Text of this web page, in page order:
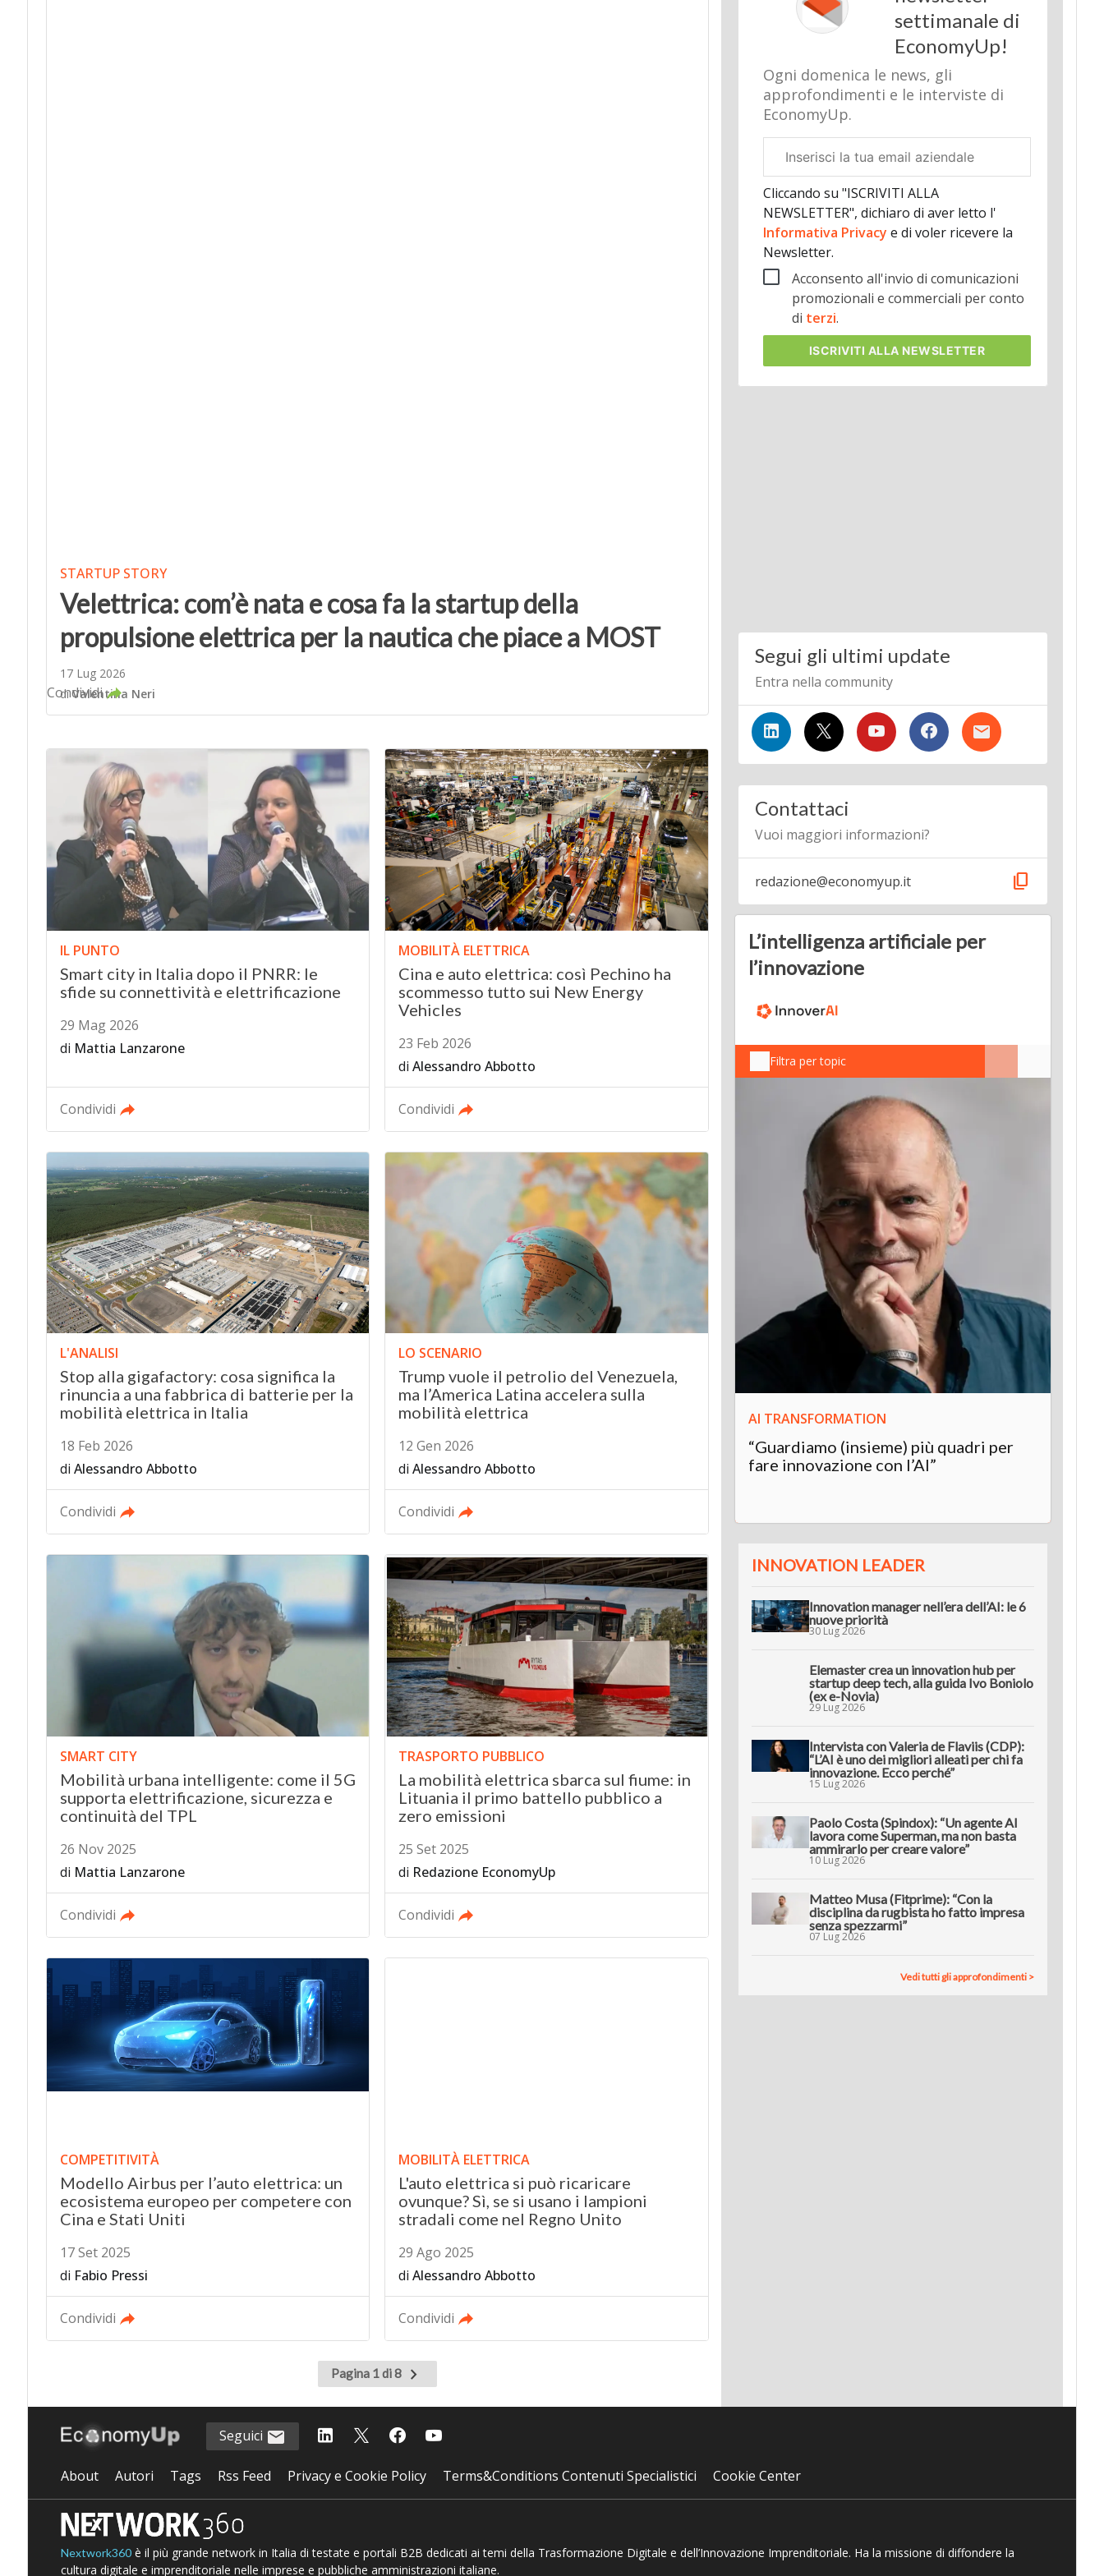
STARTUP STORY
Velettrica: com’è nata e cosa fa la startup della
propulsione elettrica per la nautica che piace a MOST
17 Lug 2026
diValentina Neri
Condividi
IL PUNTO
Smart city in Italia dopo il PNRR: le
sfide su connettività e elettrificazione
29 Mag 2026
di Mattia Lanzarone
Condividi
MOBILITÀ ELETTRICA
Cina e auto elettrica: così Pechino ha
scommesso tutto sui New Energy
Vehicles
23 Feb 2026
diAlessandro Abbotto
Condividi
L'ANALISI
Stop alla gigafactory: cosa significa la
rinuncia a una fabbrica di batterie per la
mobilità elettrica in Italia
18 Feb 2026
di Alessandro Abbotto
Condividi
LO SCENARIO
Trump vuole il petrolio del Venezuela,
ma l’America Latina accelera sulla
mobilità elettrica
12 Gen 2026
diAlessandro Abbotto
Condividi
SMART CITY
Mobilità urbana intelligente: come il 5G
supporta elettrificazione, sicurezza e
continuità del TPL
26 Nov 2025
di Mattia Lanzarone
Condividi
TRASPORTO PUBBLICO
La mobilità elettrica sbarca sul fiume: in
Lituania il primo battello pubblico a
zero emissioni
25 Set 2025
di Redazione EconomyUp
Condividi
COMPETITIVITÀ
Modello Airbus per l’auto elettrica: un
ecosistema europeo per competere con
Cina e Stati Uniti
17 Set 2025
di Fabio Pressi
Condividi
MOBILITÀ ELETTRICA
L'auto elettrica si può ricaricare
ovunque? Sì, se si usano i lampioni
stradali come nel Regno Unito
29 Ago 2025
diAlessandro Abbotto
Condividi
Pagina 1 di 8
Pagina
successiva
settimanale di
EconomyUp!
Ogni domenica le news, gli
approfondimenti e le interviste di
EconomyUp.
aziendale
Cliccando su "ISCRIVITI ALLA
NEWSLETTER", dichiaro di aver letto l'
Informativa Privacy e di voler ricevere la
Newsletter.
Acconsento all'invio di comunicazioni
promozionali e commerciali per conto
di terzi.
ISCRIVITI ALLA NEWSLETTER
Segui gli ultimi update
Entra nella community
Contattaci
Vuoi maggiori informazioni?
redazione@economyup.it content_copy
L’intelligenza artificiale per
l’innovazione
Filtra per topic
AI TRANSFORMATION
“Guardiamo (insieme) più quadri per
fare innovazione con l’AI”
INNOVATION LEADER
Innovation manager nell’era dell’AI: le 6
nuove priorità
30 Lug 2026
Elemaster crea un innovation hub per
startup deep tech, alla guida Ivo Boniolo
(ex e-Novia)
29 Lug 2026
Intervista con Valeria de Flaviis (CDP):
“L’AI è uno dei migliori alleati per chi fa
innovazione. Ecco perché”
15 Lug 2026
Paolo Costa (Spindox): “Un agente AI
lavora come Superman, ma non basta
ammirarlo per creare valore”
10 Lug 2026
Matteo Musa (Fitprime): “Con la
disciplina da rugbista ho fatto impresa
senza spezzarmi”
07 Lug 2026
Vedi tutti gli approfondimenti >
Seguici
About Autori Tags Rss Feed Privacy e Cookie Policy Terms&Conditions Contenuti Specialistici Cookie Center
Nextwork360è il più grande network in Italia di testate e portali B2B dedicati ai temi della Trasformazione Digitale e dell’Innovazione Imprenditoriale. Ha la missione di diffondere la
cultura digitale e imprenditoriale nelle imprese e pubbliche amministrazioni italiane.